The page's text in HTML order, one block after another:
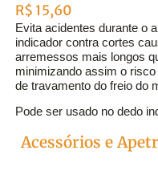
R$ 15,60
Evita acidentes durante o
indicador contra cortes
arremessos mais longos
minimizando assim o
de travamento do freio do
Pode ser usado no dedo
Acessórios e